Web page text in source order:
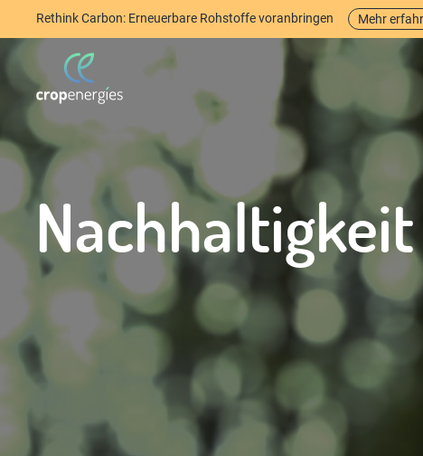
Rethink Carbon: Erneuerbare Rohstoffe voranbringen Mehr
Nachhaltigkeit